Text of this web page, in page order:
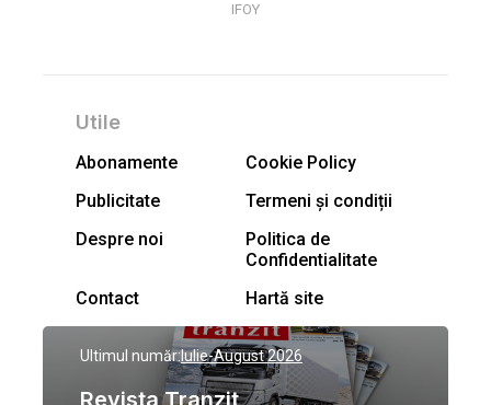
IFOY
Utile
Abonamente
Cookie Policy
Publicitate
Termeni și condiții
Despre noi
Politica de
Confidentialitate
Contact
Hartă site
Ultimul număr:Iulie-August 2026
Revista Tranzit